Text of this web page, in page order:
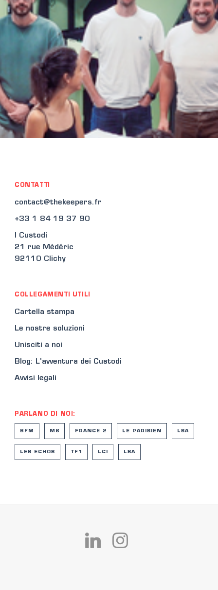
CONTATTI
contact@thekeepers.fr
+33 1 84 19 37 90
I Custodi
21 rue Médéric
92110 Clichy
COLLEGAMENTI UTILI
Cartella stampa
Le nostre soluzioni
Unisciti a noi
Blog: L'avventura dei Custodi
Avvisi legali
PARLANO DI NOI:
BFM M6 FRANCE 2 LE PARISIEN LSA
LES ECHOS TF1 LCI LSA